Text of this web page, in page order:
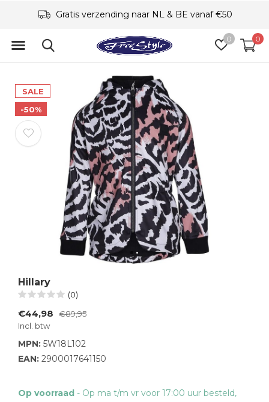
0 0
Gratis verzending naar NL & BE vanaf €50
SALE
-50%
Hillary
(0)
€44,98
€89,95
Incl. btw
MPN: 5W18L102
EAN: 2900017641150
Op voorraad - Op ma t/m vr voor 17:00 uur besteld,